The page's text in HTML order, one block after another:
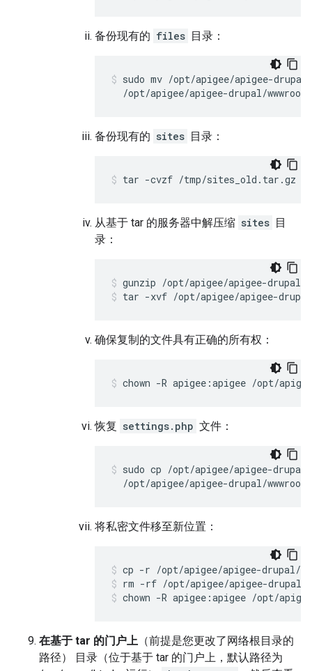
备份现有的 files 目录：
sudo mv /opt/apigee/apigee-
/opt/apigee/apigee-drupal/
备份现有的 sites 目录：
tar -cvzf /tmp/sites_old.tar.gz /
从基于 tar 的服务器中解压缩 sites 目
录：
tar -xvf /opt/apigee/apigee-
确保复制的文件具有正确的所有权：
chown -R apigee:apigee /opt/
恢复 settings.php 文件：
sudo cp /opt/apigee/apigee-
/opt/apigee/apigee-drupal/
将私密文件移至新位置：
rm -rf /opt/apigee/apigee-
chown -R apigee:apigee /opt/
在基于 tar 的门户上 （前提是您更改了网络根目录的
路径） 目录（位于基于 tar 的门户上，默认路径为